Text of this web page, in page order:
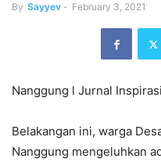
By Sayyev - February 3, 2021
Nanggung l Jurnal Inspirasi
Belakangan ini, warga
Nanggung mengeluhkan